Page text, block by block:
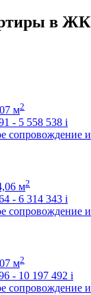
в ЖК
м2
- 5 558 538 i
сопровождение
м2
- 6 314 343 i
сопровождение
м2
- 10 197 492 i
сопровождение